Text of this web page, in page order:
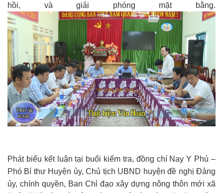
hồi, và giải phóng mặt bằng.
Phát biểu kết luận tại buổi kiểm tra, đồng chí Nay Y Phú –
Phó Bí thư Huyện ủy, Chủ tịch UBND huyện đề nghị Đảng
ủy, chính quyền, Ban Chỉ đạo xây dựng nông thôn mới xã